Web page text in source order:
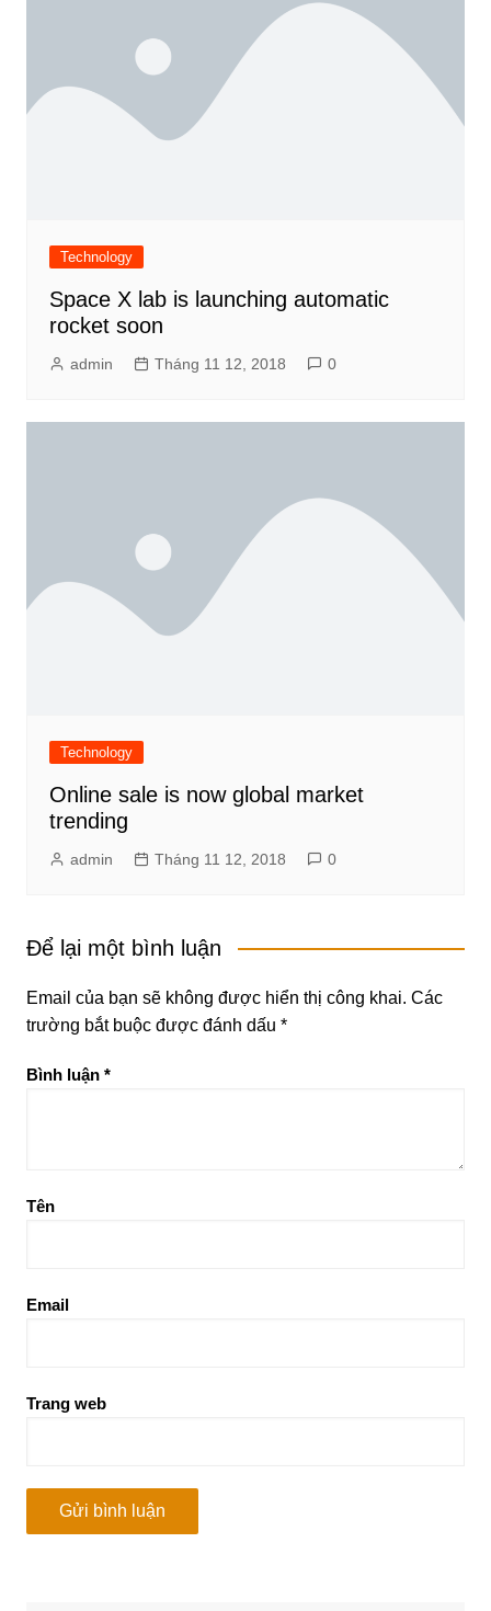
Technology
Space X lab is launching automatic
rocket soon
admin Tháng 11 12, 2018 0
Technology
Online sale is now global market
trending
admin Tháng 11 12, 2018 0
Để lại một bình luận
Email của bạn sẽ không được hiển thị công khai. Các
trường bắt buộc được đánh dấu *
Bình luận *
Tên
Email
Trang web